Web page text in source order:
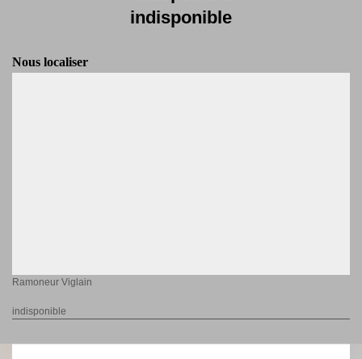
indisponible
Nous localiser
Ramoneur Viglain
indisponible